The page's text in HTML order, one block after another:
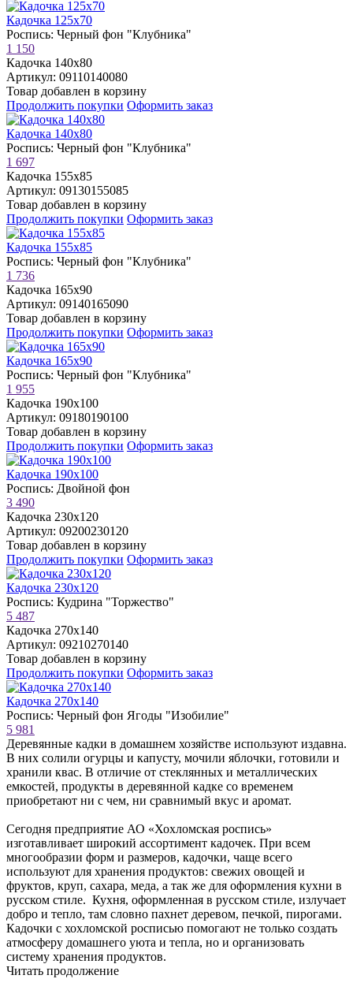
Кадочка 125х70
Роспись: Черный фон "Клубника"
1 150
Кадочка 140х80
Артикул: 09110140080
Товар добавлен в корзину
Продолжить покупки Оформить заказ
Кадочка 140х80
Роспись: Черный фон "Клубника"
1 697
Кадочка 155х85
Артикул: 09130155085
Товар добавлен в корзину
Продолжить покупки Оформить заказ
Кадочка 155х85
Роспись: Черный фон "Клубника"
1 736
Кадочка 165х90
Артикул: 09140165090
Товар добавлен в корзину
Продолжить покупки Оформить заказ
Кадочка 165х90
Роспись: Черный фон "Клубника"
1 955
Кадочка 190х100
Артикул: 09180190100
Товар добавлен в корзину
Продолжить покупки Оформить заказ
Кадочка 190х100
Роспись: Двойной фон
3 490
Кадочка 230х120
Артикул: 09200230120
Товар добавлен в корзину
Продолжить покупки Оформить заказ
Кадочка 230х120
Роспись: Кудрина "Торжество"
5 487
Кадочка 270х140
Артикул: 09210270140
Товар добавлен в корзину
Продолжить покупки Оформить заказ
Кадочка 270х140
Роспись: Черный фон Ягоды "Изобилие"
5 981
Деревянные кадки в домашнем хозяйстве используют издавна.
В них солили огурцы и капусту, мочили яблочки, готовили и
хранили квас. В отличие от стеклянных и металлических
емкостей, продукты в деревянной кадке со временем
приобретают ни с чем, ни сравнимый вкус и аромат.
Сегодня предприятие АО «Хохломская роспись»
изготавливает широкий ассортимент кадочек. При всем
многообразии форм и размеров, кадочки, чаще всего
используют для хранения продуктов: свежих овощей и
фруктов, круп, сахара, меда, а так же для оформления кухни в
русском стиле. Кухня, оформленная в русском стиле, излучает
добро и тепло, там словно пахнет деревом, печкой, пирогами.
Кадочки с хохломской росписью помогают не только создать
атмосферу домашнего уюта и тепла, но и организовать
систему хранения продуктов.
Читать продолжение